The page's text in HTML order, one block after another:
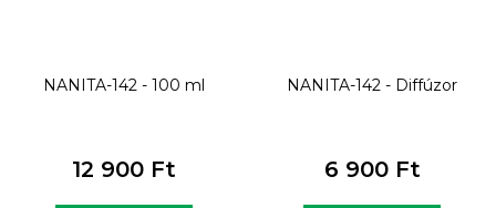
NANITA-142 - 100 ml
12 900 Ft
NANITA-142 - Diffúzor
6 900 Ft